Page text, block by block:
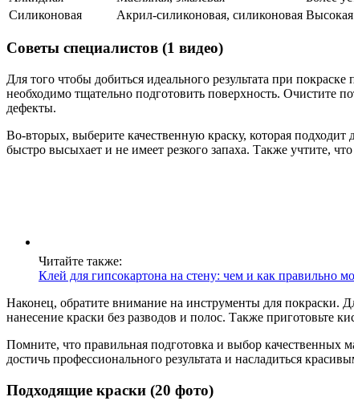
Силиконовая
Акрил-силиконовая, силиконовая
Советы специалистов (1 видео)
Для того чтобы добиться идеального результата при
необходимо тщательно подготовить поверхность. Очистите
дефекты.
Во-вторых, выберите качественную краску, которая
быстро высыхает и не имеет резкого запаха. Также учтите,
Читайте также:
Клей для гипсокартона на стену: чем и как правильно
Наконец, обратите внимание на инструменты для покраски.
нанесение краски без разводов и полос. Также приготовьте
Помните, что правильная подготовка и выбор качественных
достичь профессионального результата и насладиться
Подходящие краски (20 фото)